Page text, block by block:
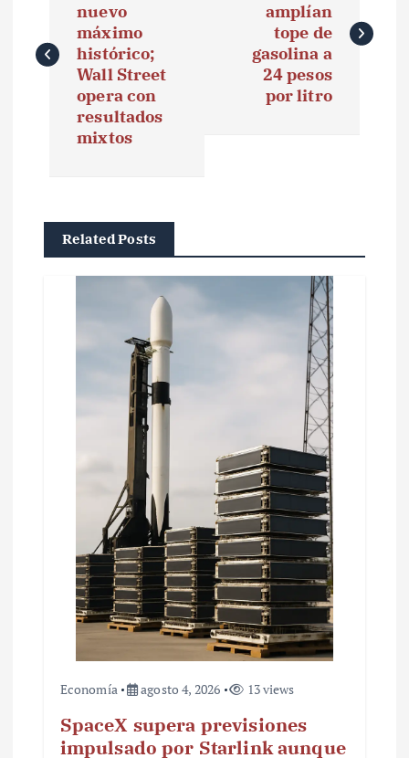
e
nuevo
máximo
histórico;
Wall Street
opera con
resultados
mixtos
amplían
tope de
gasolina a
24 pesos
por litro
Related Posts
Economía agosto 4, 2026 13 views
SpaceX supera previsiones
impulsado por Starlink aunque